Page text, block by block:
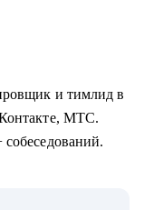
и тимлид в
МТС.